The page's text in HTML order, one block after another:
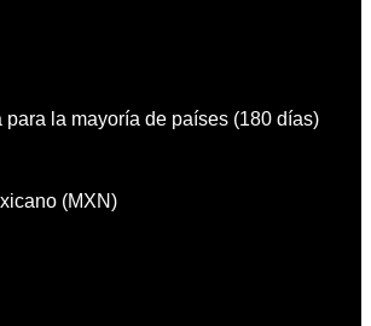
para la mayoría de países (180 días)
(MXN)